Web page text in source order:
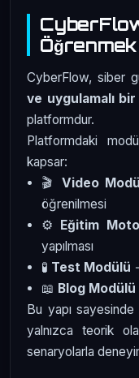
Öğrenmek
CyberFlow, siber
ve uygulamalı
platformdur.
Platformdaki
kapsar:
🎬 Video
öğrenilmesi
⚙️ Eğitim
yapılması
🧪 Test Modülü
📖 Blog Modülü
Bu yapı sayesinde
yalnızca teorik
senaryolarla